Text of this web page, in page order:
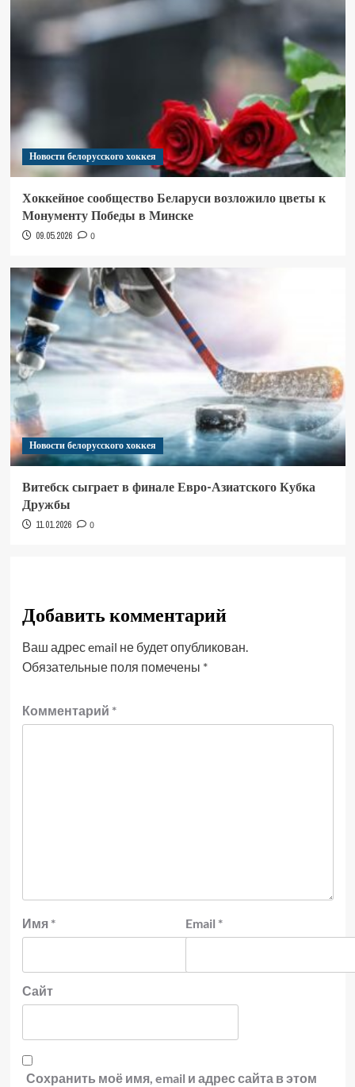
Новости белорусского хоккея
Хоккейное сообщество Беларуси возложило цветы к
Монументу Победы в Минске
09.05.2026 0
Новости белорусского хоккея
Витебск сыграет в финале Евро-Азиатского Кубка
Дружбы
11.01.2026 0
Добавить комментарий
Ваш адрес email не будет опубликован.
Обязательные поля помечены *
Комментарий *
Имя * Email *
Сайт
Сохранить моё имя, email и адрес сайта в этом